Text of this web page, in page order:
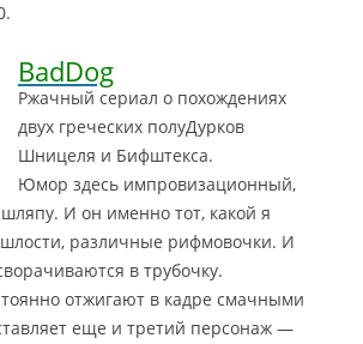
BadDog
Ржачный сериал о похождениях
двух греческих полуДурков
Шницеля и Бифштекса.
Юмор здесь импровизационный,
И он именно тот, какой я
различные рифмовочки. И
в трубочку.
отжигают в кадре смачными
еще и третий персонаж —